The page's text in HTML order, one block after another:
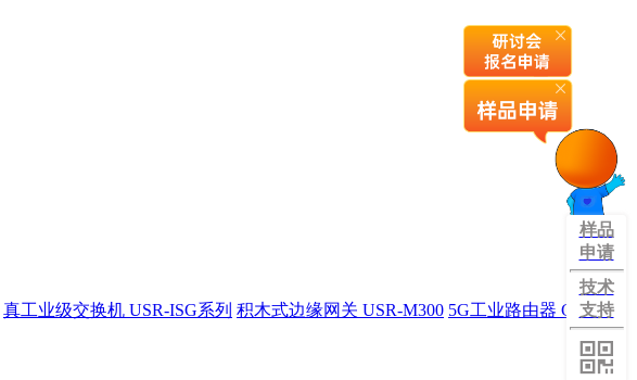
真工业级交换机 USR-ISG系列 积木式边缘网关 USR-M300 5G工业路由器 G809旗
样品
申请
技术
支持